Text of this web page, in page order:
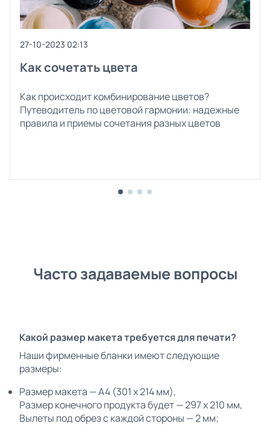
27-10-2023 02:13
Как сочетать цвета
Как происходит комбинирование цветов?
Путеводитель по цветовой гармонии: надежные
правила и приемы сочетания разных цветов
Часто задаваемые вопросы
Какой размер макета требуется для печати?
Наши фирменные бланки имеют следующие
размеры:
Размер макета — А4 (301 х 214 мм),
Размер конечного продукта будет — 297 х 210 мм,
Вылеты под обрез с каждой стороны — 2 мм;